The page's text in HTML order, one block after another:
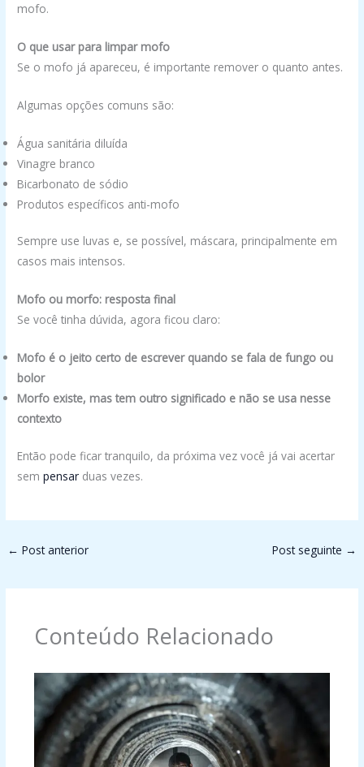
mofo.
O que usar para limpar mofo
Se o mofo já apareceu, é importante remover o quanto antes.
Algumas opções comuns são:
Água sanitária diluída
Vinagre branco
Bicarbonato de sódio
Produtos específicos anti-mofo
Sempre use luvas e, se possível, máscara, principalmente em
casos mais intensos.
Mofo ou morfo: resposta final
Se você tinha dúvida, agora ficou claro:
Mofo é o jeito certo de escrever quando se fala de fungo ou
bolor
Morfo existe, mas tem outro significado e não se usa nesse
contexto
Então pode ficar tranquilo, da próxima vez você já vai acertar
sempensar duas vezes.
← Post anterior Post seguinte →
Conteúdo Relacionado